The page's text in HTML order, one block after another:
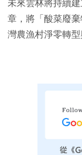
未來雲林將持續
章，將「酸菜廢
灣農漁村淨零轉型